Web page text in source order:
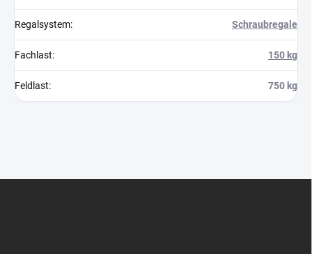
Regalsystem: Schraubregale
Fachlast: 150 kg
Feldlast: 750 kg